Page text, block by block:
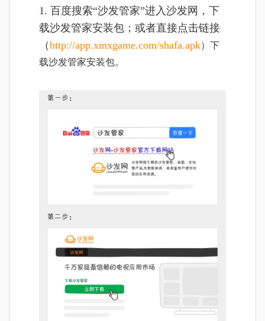
1. 百度搜索“沙发管家”进入沙发网，下
载沙发管家安装包；或者直接点击链接
（http://app.xmxgame.com/shafa.apk）下
载沙发管家安装包。